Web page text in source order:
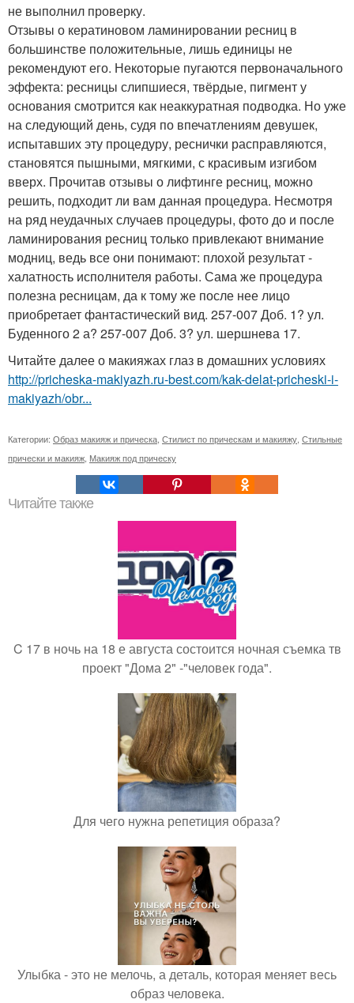
не выполнил проверку.
Отзывы о кератиновом ламинировании ресниц в
большинстве положительные, лишь единицы не
рекомендуют его. Некоторые пугаются первоначального
эффекта: ресницы слипшиеся, твёрдые, пигмент у
основания смотрится как неаккуратная подводка. Но уже
на следующий день, судя по впечатлениям девушек,
испытавших эту процедуру, реснички расправляются,
становятся пышными, мягкими, с красивым изгибом
вверх. Прочитав отзывы о лифтинге ресниц, можно
решить, подходит ли вам данная процедура. Несмотря
на ряд неудачных случаев процедуры, фото до и после
ламинирования ресниц только привлекают внимание
модниц, ведь все они понимают: плохой результат -
халатность исполнителя работы. Сама же процедура
полезна ресницам, да к тому же после нее лицо
приобретает фантастический вид. 257-007 Доб. 1? ул.
Буденного 2 а? 257-007 Доб. 3? ул. шершнева 17.
Читайте далее о макияжах глаз в домашних условиях
http://pricheska-makiyazh.ru-best.com/kak-delat-pricheski-i-
makiyazh/obr...
Категории: Образ макияж и прическа Стилист по прическам и макияжу Стильные
прически и макияж Макияж под прическу
Читайте также
C 17 в ночь на 18 е августа состоится ночная съемка тв
проект "Дома 2" -"человек года".
Для чего нужна репетиция образа?
Улыбка - это не мелочь, а деталь, которая меняет весь
образ человека.